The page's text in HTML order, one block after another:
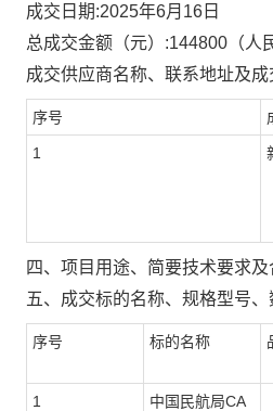
成交日期:2025年6月16日
总成交金额（元）:144800 （人
成交供应商名称、联系地址及成
序号
1
四、项目用途、简要技术要求
五、成交标的名称、规格型号
序号 标的名称
1
中国民航局CA